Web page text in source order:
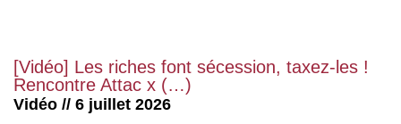
[Vidéo] Les riches font sécession, taxez-les !
Rencontre Attac x (…)
Vidéo // 6 juillet 2026